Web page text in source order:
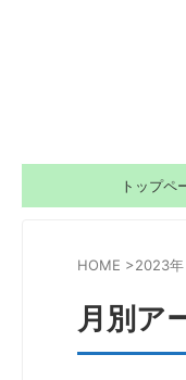
トップペ
HOME >2023年
月別ア